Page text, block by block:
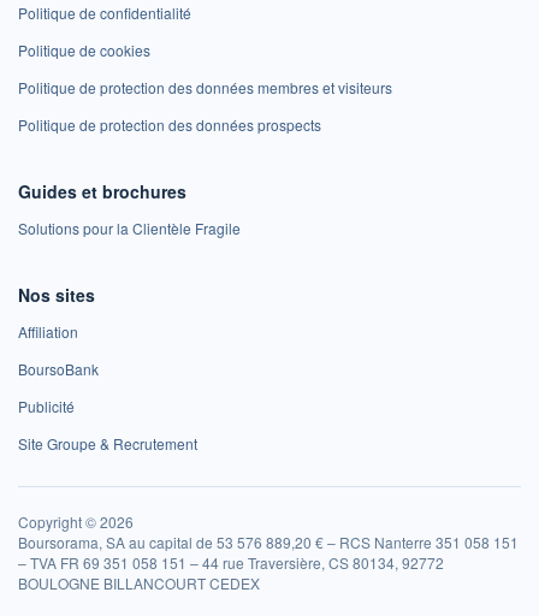
Politique de confidentialité
Politique de cookies
Politique de protection des données membres et visiteurs
Politique de protection des données prospects
Guides et brochures
Solutions pour la Clientèle Fragile
Nos sites
Affiliation
BoursoBank
Publicité
Site Groupe & Recrutement
Copyright © 2026
Boursorama, SA au capital de 53 576 889,20 € – RCS Nanterre 351 058 151
– TVA FR 69 351 058 151 – 44 rue Traversière, CS 80134, 92772
BOULOGNE BILLANCOURT CEDEX